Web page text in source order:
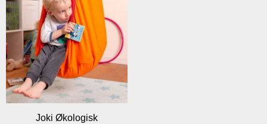
Joki Økologisk